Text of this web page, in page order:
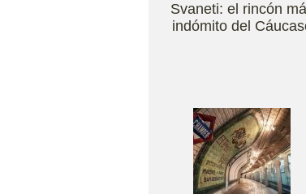
Svaneti: el rincón
indómito del